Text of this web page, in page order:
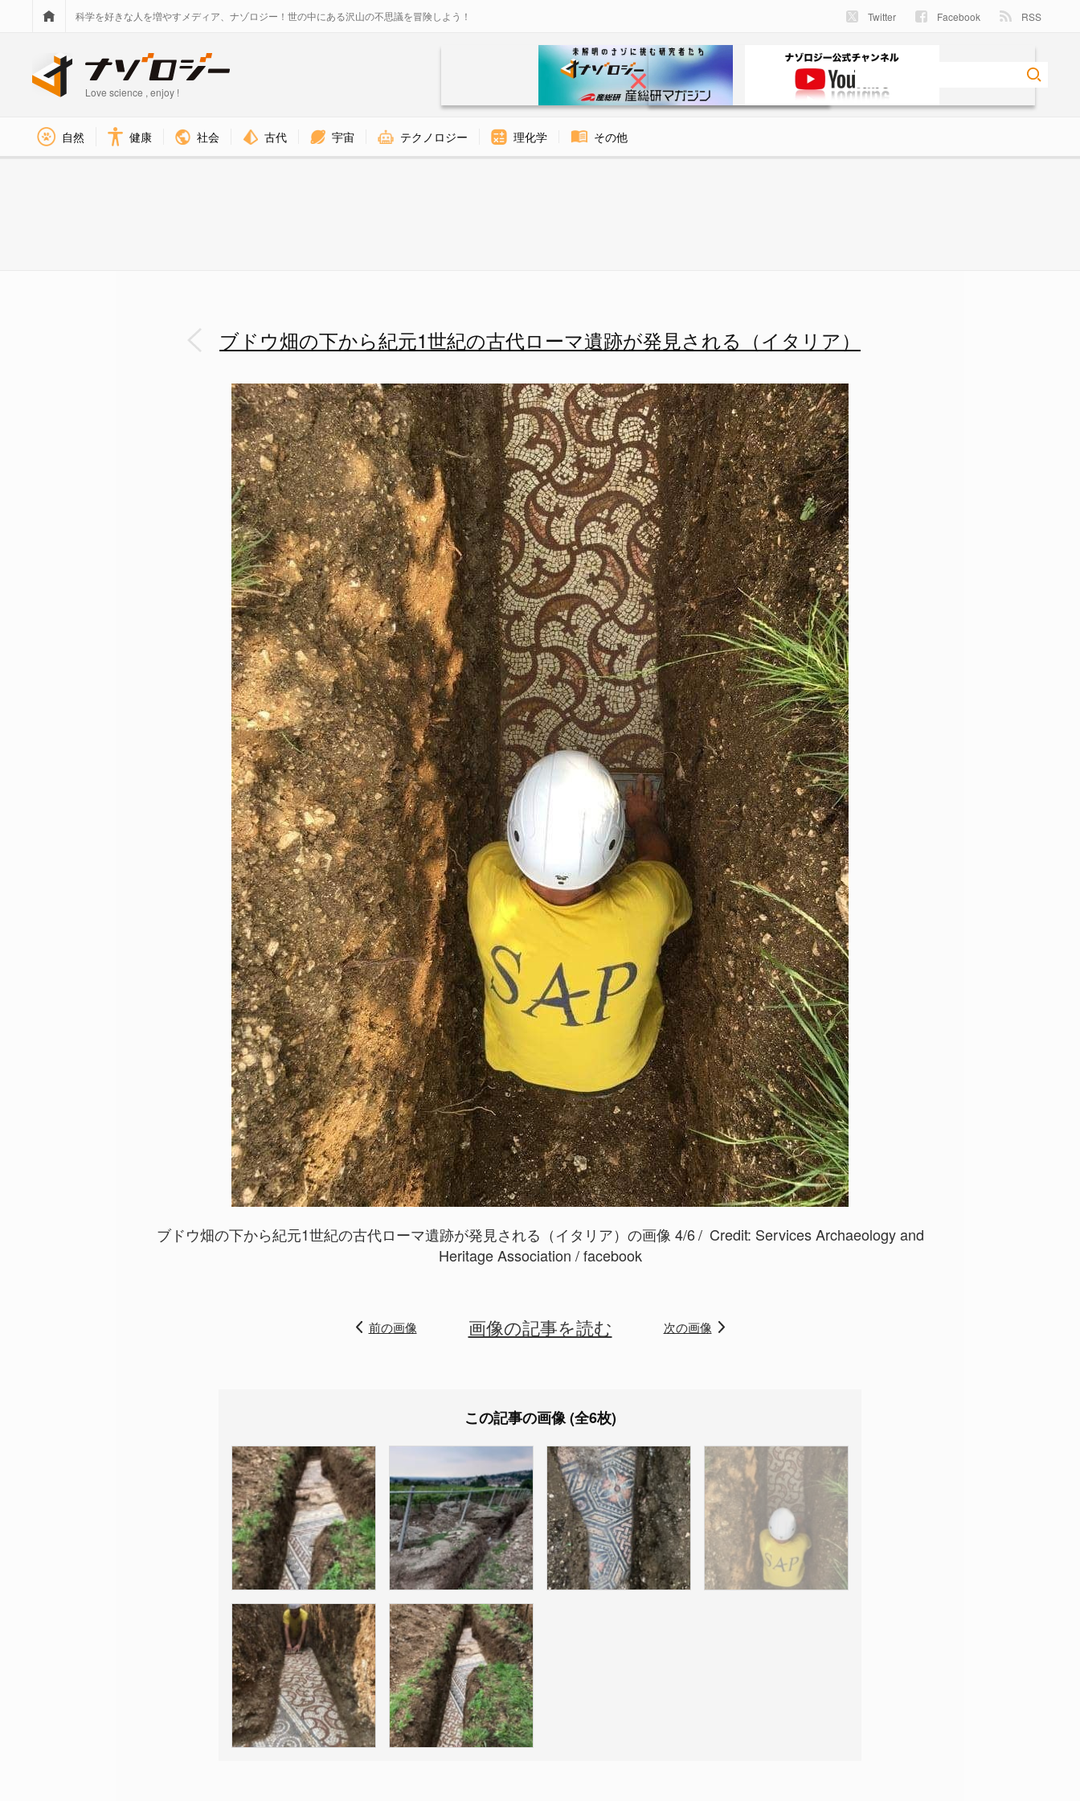
科学を好きな人を増やすメディア、ナゾロジー！世の中にある沢山の不思議を冒険しよう！ Twitter Facebook RSS
Love science , enjoy !
自然 健康 社会 古代 宇宙 テクノロジー 理化学 その他
ブドウ畑の下から紀元1世紀の古代ローマ遺跡が発見される（イタリア）
ブドウ畑の下から紀元1世紀の古代ローマ遺跡が発見される（イタリア）の画像 4/6 Credit: Services Archaeology and
Heritage Association / facebook
前の画像 画像の記事を読む 次の画像
この記事の画像 (全6枚)